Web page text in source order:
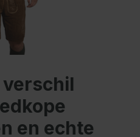
verschil
en echte